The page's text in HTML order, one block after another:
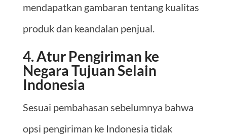
mendapatkan gambaran tentang kualitas
produk dan keandalan penjual.
4. Atur Pengiriman ke
Negara Tujuan Selain
Indonesia
Sesuai pembahasan sebelumnya bahwa
opsi pengiriman ke Indonesia tidak